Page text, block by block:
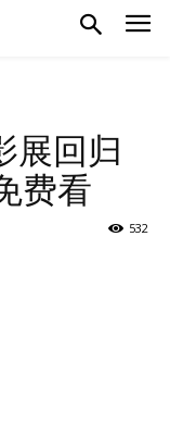
展回归
费看
532